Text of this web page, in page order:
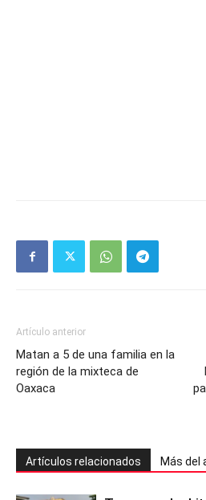
Artículo anterior
Matan a 5 de una familia en la
región de la mixteca de
Oaxaca
Artículos relacionados Más del